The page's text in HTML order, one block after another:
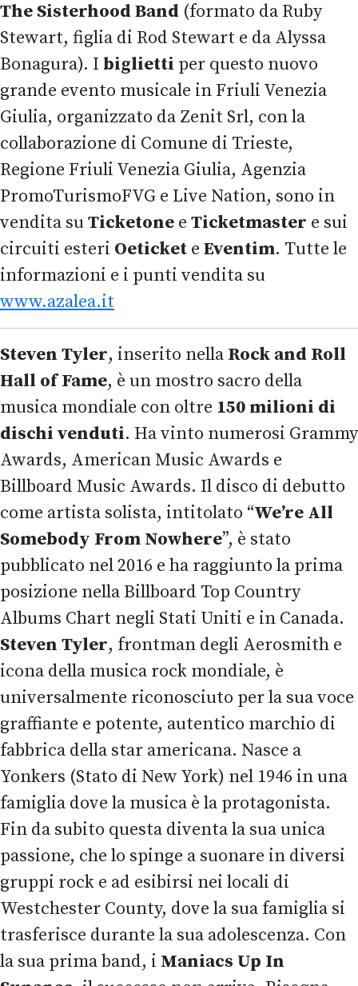
The Sisterhood Band (formato da Ruby
Stewart, figlia di Rod Stewart e da Alyssa
Bonagura). I biglietti per questo nuovo
grande evento musicale in Friuli Venezia
Giulia, organizzato da Zenit Srl, con la
collaborazione di Comune di Trieste,
Regione Friuli Venezia Giulia, Agenzia
PromoTurismoFVG e Live Nation, sono in
vendita su Ticketone e Ticketmaster e sui
circuiti esteri Oeticket e Eventim. Tutte le
informazioni e i punti vendita su
www.azalea.it
Steven Tyler, inserito nella Rock and Roll
Hall of Fame, è un mostro sacro della
musica mondiale con oltre 150 milioni di
dischi venduti. Ha vinto numerosi Grammy
Awards, American Music Awards e
Billboard Music Awards. Il disco di debutto
come artista solista, intitolato “We’re All
Somebody From Nowhere”, è stato
pubblicato nel 2016 e ha raggiunto la prima
posizione nella Billboard Top Country
Albums Chart negli Stati Uniti e in Canada.
Steven Tyler, frontman degli Aerosmith e
icona della musica rock mondiale, è
universalmente riconosciuto per la sua voce
graffiante e potente, autentico marchio di
fabbrica della star americana. Nasce a
Yonkers (Stato di New York) nel 1946 in una
famiglia dove la musica è la protagonista.
Fin da subito questa diventa la sua unica
passione, che lo spinge a suonare in diversi
gruppi rock e ad esibirsi nei locali di
Westchester County, dove la sua famiglia si
trasferisce durante la sua adolescenza. Con
la sua prima band, i Maniacs Up In